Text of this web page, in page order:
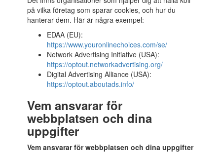
på vilka företag som sparar cookies, och hur du
hanterar dem. Här är några exempel:
EDAA (EU):
https://www.youronlinechoices.com/se/
Network Advertising Initiative (USA):
https://optout.networkadvertising.org/
Digital Advertising Alliance (USA):
https://optout.aboutads.info/
Vem ansvarar för
webbplatsen och dina
uppgifter
Vem ansvarar för webbplatsen och dina uppgifter